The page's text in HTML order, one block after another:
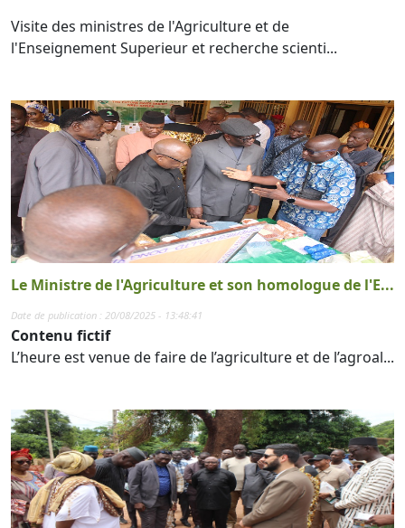
Visite des ministres de l'Agriculture et de
l'Enseignement Superieur et recherche scienti...
Le Ministre de l'Agriculture et son homologue de l'E...
Date de publication : 20/08/2025 - 13:48:41
Contenu fictif
L’heure est venue de faire de l’agriculture et de l’agroal...